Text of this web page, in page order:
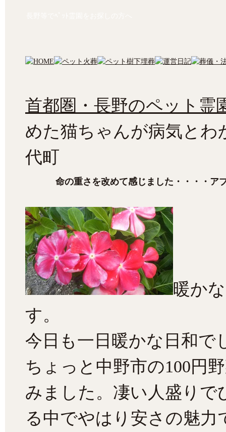
首都圏・長野のペット霊
めた猫ちゃんが病気とわ
代町
命の重さを改めて感じました・・・・ア
暖か
す。
今日も一日暖かな日和で
ちょっと中野市の100円
みました。凄い人盛りで
る中でやはり安さの魅